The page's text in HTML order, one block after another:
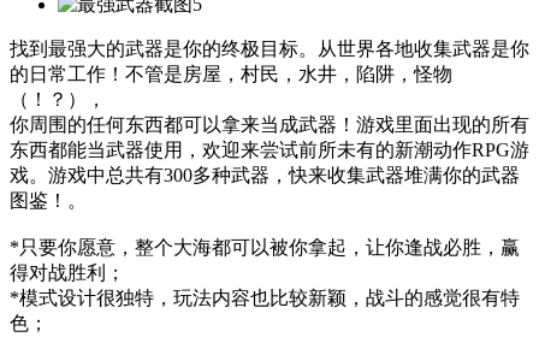
找到最强大的武器是你的终极目标。从世界各地收集武器是你
的日常工作！不管是房屋，村民，水井，陷阱，怪物
（！？），
你周围的任何东西都可以拿来当成武器！游戏里面出现的所有
东西都能当武器使用，欢迎来尝试前所未有的新潮动作RPG游
戏。游戏中总共有300多种武器，快来收集武器堆满你的武器
图鉴！。
*只要你愿意，整个大海都可以被你拿起，让你逢战必胜，赢
得对战胜利；
*模式设计很独特，玩法内容也比较新颖，战斗的感觉很有特
色；